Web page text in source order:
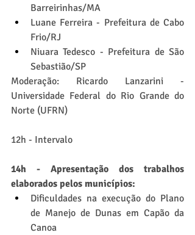
Barreirinhas/MA
Luane Ferreira - Prefeitura de Cabo
Frio/RJ
Niuara Tedesco - Prefeitura de São
Sebastião/SP
Moderação: Ricardo Lanzarini -
Universidade Federal do Rio Grande do
Norte (UFRN)
12h - Intervalo
14h - Apresentação dos trabalhos
elaborados pelos municípios:
Dificuldades na execução do Plano
de Manejo de Dunas em Capão da
Canoa